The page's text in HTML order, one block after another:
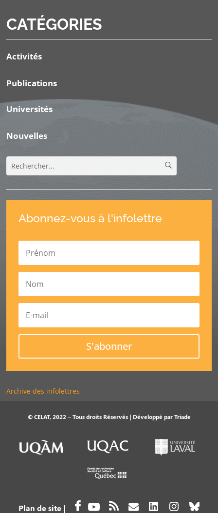
CATÉGORIES
Activités
Publications
Universités
Nouvelles
Abonnez-vous à l'infolettre
S'abonner
Archive des infolettres
© CELAT, 2022 – Tous droits Réservés | Développé parTriade
Plan de site|